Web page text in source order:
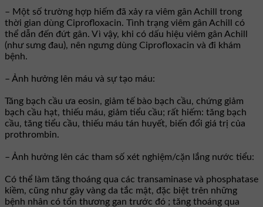
– Một số trường hợp hiếm đã xảy ra viêm gân Achill trong
thời gian dùng Ciprofloxacin. Tình trạng viêm gân Achill có
thể dẫn đến đứt gân. Vì vậy, khi có dấu hiệu viêm gân Achill
(như sưng đau), nên ngưng dùng Ciprofloxacin và đi khám
bệnh.
– Ảnh hưởng lên máu và sự tạo máu:
Tăng bạch cầu ưa eosin, giảm tế bào bạch cầu, chứng giảm
bạch cầu hạt, thiếu máu, giảm tiểu cầu; rất hiếm: tăng bạch
cầu, tăng tiểu cầu, thiếu máu tán huyết, biến đổi giá trị của
prothrombin.
– Ảnh hưởng lên các tham số xét nghiệm/cặn lắng nước tiểu:
Có thể làm tăng thoáng qua các transaminase và phosphatase
kiềm, cũng như gây vàng da tắc mật, đặc biệt trên những
bệnh nhân có tổn thương gan trước đó ; tăng thoáng qua